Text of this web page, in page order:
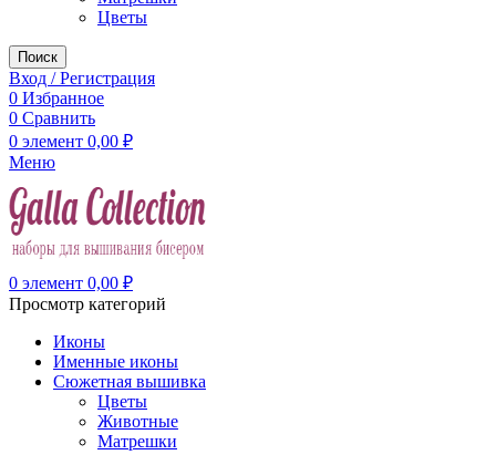
Цветы
Поиск
Вход / Регистрация
0 Избранное
0 Сравнить
0 элемент 0,00 ₽
Меню
0 элемент 0,00 ₽
Просмотр категорий
Иконы
Именные иконы
Сюжетная вышивка
Цветы
Животные
Матрешки